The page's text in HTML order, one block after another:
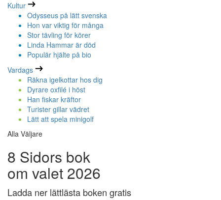
Kultur
Odysseus på lätt svenska
Hon var viktig för många
Stor tävling för körer
Linda Hammar är död
Populär hjälte på bio
Vardags
Räkna igelkottar hos dig
Dyrare oxfilé i höst
Han fiskar kräftor
Turister gillar vädret
Lätt att spela minigolf
Alla Väljare
8 Sidors bok
om valet 2026
Ladda ner lättlästa boken gratis